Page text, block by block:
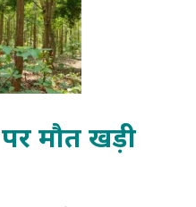
मौत खड़ी